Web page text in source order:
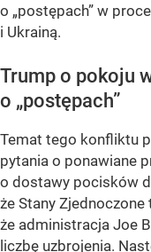
o „postępach” w
i Ukrainą.
Trump o pokoju
o „postępach”
Temat tego konfliktu
pytania o ponawiane
o dostawy pocisków
że Stany Zjednoczone
że administracja Joe
liczbę uzbrojenia.